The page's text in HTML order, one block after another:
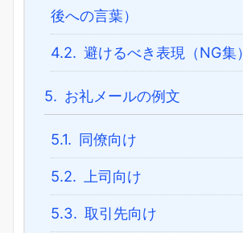
後への言葉）
4.2. 避けるべき表現（NG集）
5. お礼メールの例文
5.1. 同僚向け
5.2. 上司向け
5.3. 取引先向け